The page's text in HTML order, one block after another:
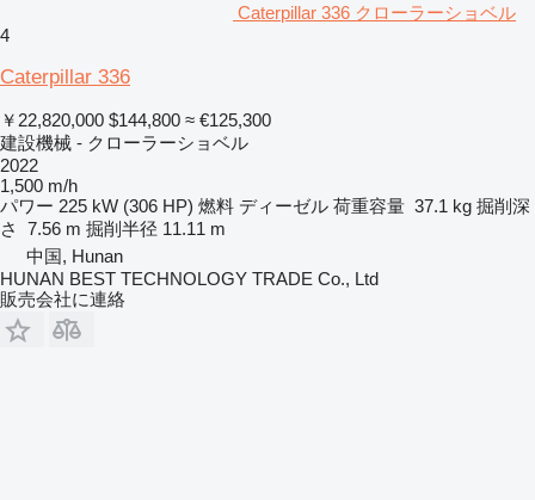
Caterpillar 336 クローラーショベル
4
Caterpillar 336
￥22,820,000 $144,800 ≈ €125,300
建設機械 - クローラーショベル
2022
1,500 m/h
パワー 225 kW (306 HP) 燃料 ディーゼル 荷重容量 37.1 kg 掘削深
さ
7.56 m 掘削半径 11.11 m
中国, Hunan
HUNAN BEST TECHNOLOGY TRADE Co., Ltd
販売会社に連絡